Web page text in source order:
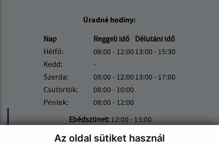
Az oldal sütiket használ
Úradné hodiny:
Nap
Reggeli idő Délutáni idő
Hétfő:
08:00 - 12:0013:00 - 15:30
Kedd:
-
Szerda:
08:00 - 12:0013:00 - 17:00
Csütörtök:
08:00 - 10:00
Péntek:
08:00 - 12:00
Ebédszünet:12:00 - 13:00